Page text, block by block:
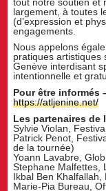
largement, à toutes
(d’expression et
engagements.
Nous appelons
pratiques artistiques
Genève interdisant
intentionnelle et
Pour être informés
https://atljenine.net/
Les partenaires de
Sylvie Violan,
Patrick Penot,
de la tournée)
Yoann Lavabre,
Stephane Malfettes,
Ikbal Ben Khalfallah,
Marie-Pia Bureau,